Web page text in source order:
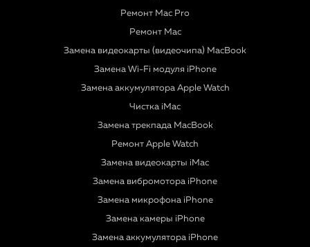
Ремонт Mac Pro
Ремонт Mac
Замена видеокарты (видеочипа) MacBook
Замена Wi-Fi модуля iPhone
Замена аккумулятора Apple Watch
Чистка iMac
Замена трекпада MacBook
Ремонт Apple Watch
Замена видеокарты iMac
Замена вибромотора iPhone
Замена микрофона iPhone
Замена камеры iPhone
Замена аккумулятора iPhone